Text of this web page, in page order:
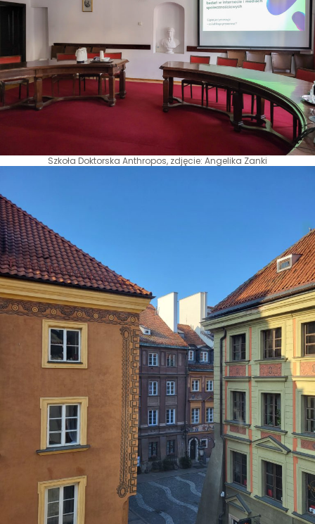
Szkoła Doktorska Anthropos, zdjęcie: Angelika Zanki